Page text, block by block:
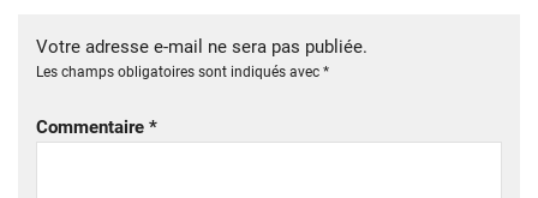
Votre adresse e-mail ne sera pas publiée.
Les champs obligatoires sont indiqués avec *
Commentaire *